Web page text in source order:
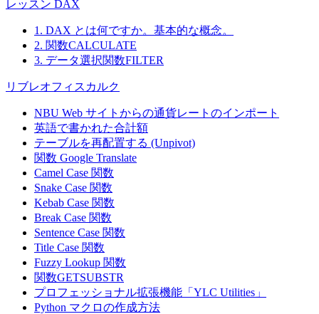
レッスン DAX
1. DAX とは何ですか。基本的な概念。
2. 関数CALCULATE
3. データ選択関数FILTER
リブレオフィスカルク
NBU Web サイトからの通貨レートのインポート
英語で書かれた合計額
テーブルを再配置する (Unpivot)
関数 Google Translate
Camel Case 関数
Snake Case 関数
Kebab Case 関数
Break Case 関数
Sentence Case 関数
Title Case 関数
Fuzzy Lookup 関数
関数GETSUBSTR
プロフェッショナル拡張機能「YLC Utilities」
Python マクロの作成方法